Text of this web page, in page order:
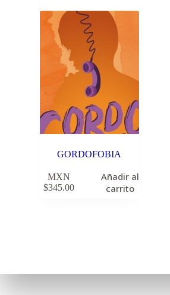
GORDOFOBIA
MXN
$345.00
Añadir al
carrito